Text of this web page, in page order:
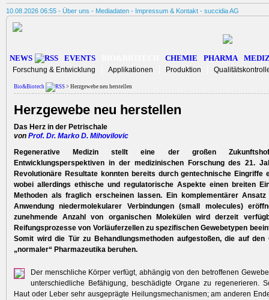
10.08.2026 06:55 - Über uns - Mediadaten - Impressum & Kontakt - succidia AG
NEWS EVENTS CHEMIE PHARMA
Forschung & Entwicklung Applikationen Produktion
Bio&Biotech > Herzgewebe neu herstellen
Herzgewebe neu herstellen
Das Herz in der Petrischale
von Prof. Dr. Marko D. Mihovilovic
Regenerative Medizin stellt eine der großen
Entwicklungsperspektiven in der medizinischen Forschung des 21.
Revolu­tionäre Resultate konnten bereits durch gentechnische Eingriffe
wobei allerdings ethische und regulatorische Aspekte einen breiten
Methoden als fraglich erscheinen lassen. Ein komplementärer
Anwendung niedermolekularer Verbindungen (small molecules)
zunehmende Anzahl von organischen Molekülen wird derzeit
Reifungsprozesse von Vorläuferzellen zu spezifischen ­Gewebetypen
Somit wird die Tür zu Behandlungsmethoden aufgestoßen, die auf den
„normaler“ Pharmazeutika beruhen.
Der menschliche Körper verfügt, abhängig von den ­betroffenen
unterschiedliche Befähigung, beschädigte Organe zu regenerieren.
Haut oder Leber sehr ausgeprägte Heilungsmechanismen; am anderen